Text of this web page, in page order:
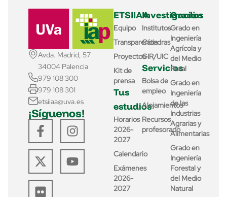
Avda. Madrid, 57
34004 Palencia
979 108 300
979 108 301
etsiiaa@uva.es
¡Síguenos!
ETSIIAA
Equipo
Transparencia
Proyectos
Kit de
prensa
Tus
estudios
Horarios
2026-
2027
Calendario
Exámenes
2026-
2027
Investigación
Institutos
Cátedras
GIR/UIC
Servicios
Bolsa de
empleo
Alojamientos
Recursos
profesorado
Grados
Grado en
Ingeniería
Agrícola y
del Medio
Rural
Grado en
Ingeniería
de las
Industrias
Agrarias y
Alimentarias
Grado en
Ingeniería
Forestal y
del Medio
Natural